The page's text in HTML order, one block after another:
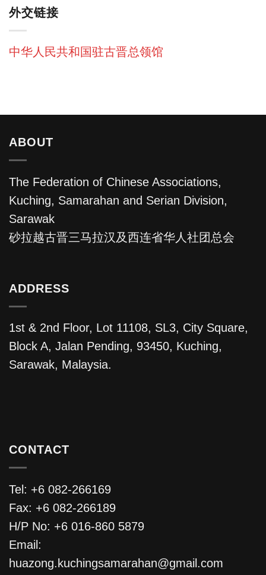
外交链接
中华人民共和国驻古晋总领馆
ABOUT
The Federation of Chinese Associations,
Kuching, Samarahan and Serian Division,
Sarawak
砂拉越古晋三马拉汉及西连省华人社团总会
ADDRESS
1st & 2nd Floor, Lot 11108, SL3, City Square,
Block A, Jalan Pending, 93450, Kuching,
Sarawak, Malaysia.
CONTACT
Tel: +6 082-266169
Fax: +6 082-266189
H/P No: +6 016-860 5879
Email:
huazong.kuchingsamarahan@gmail.com